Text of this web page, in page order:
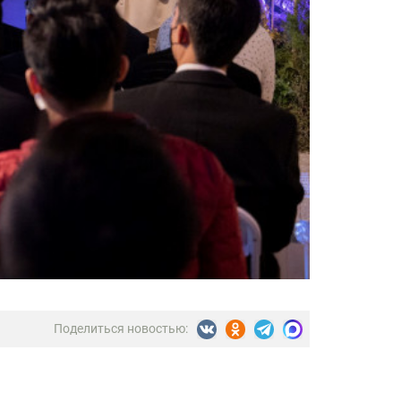
Поделиться новостью: